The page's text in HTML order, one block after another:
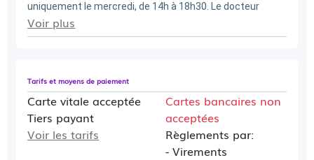
uniquement le mercredi, de 14h à 18h30. Le docteur
propose des consultations ophtalmologiques, pour toute
Prendre rendez-vous à Bourg-la-Reine ou à
Paris
Voir plus
Tarifs et moyens de paiement
Carte vitale acceptée
Tiers payant
Voir les tarifs
Cartes bancaires non
acceptées
Règlements par:
- Virements